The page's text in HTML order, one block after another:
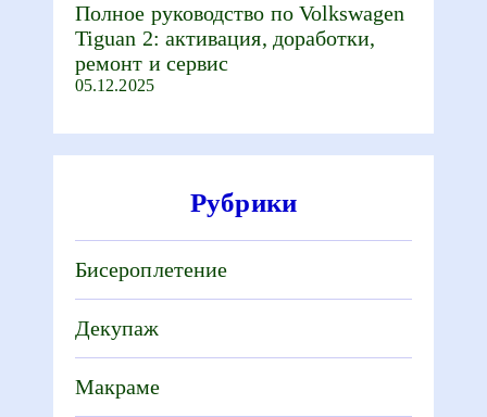
Полное руководство по Volkswagen
Tiguan 2: активация, доработки,
ремонт и сервис
05.12.2025
Рубрики
Бисероплетение
Декупаж
Макраме